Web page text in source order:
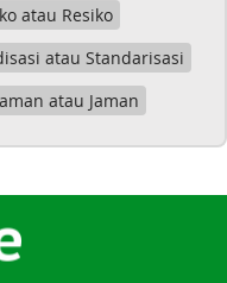
atau Resiko
atau Standarisasi
atau Jaman